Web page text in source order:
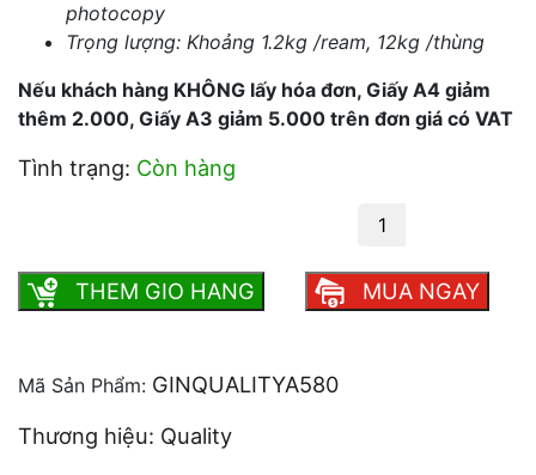
photocopy
Trọng lượng: Khoảng 1.2kg /ream, 12kg /thùng
Nếu khách hàng KHÔNG lấy hóa đơn, Giấy A4 giảm
thêm 2.000, Giấy A3 giảm 5.000 trên đơn giá có VAT
Tình trạng: Còn hàng
THEM GIO HANG MUA NGAY
Mã Sản Phẩm: GINQUALITYA580
Thương hiệu: Quality